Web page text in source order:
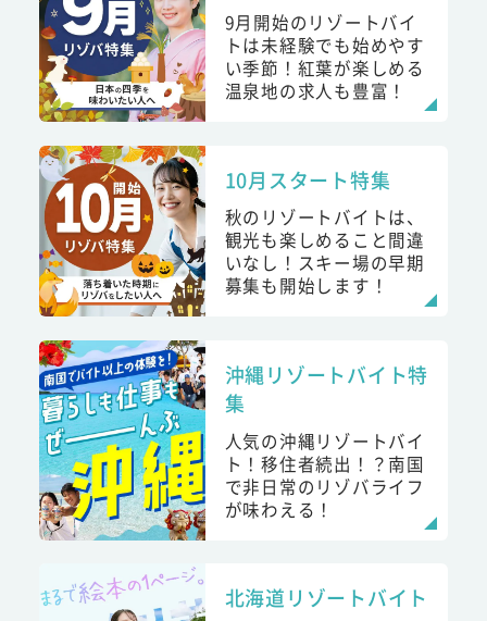
9月開始のリゾートバイ
トは未経験でも始めやす
い季節！紅葉が楽しめる
温泉地の求人も豊富！
10月スタート特集
秋のリゾートバイトは、
観光も楽しめること間違
いなし！スキー場の早期
募集も開始します！
沖縄リゾートバイト特
集
人気の沖縄リゾートバイ
ト！移住者続出！？南国
で非日常のリゾバライフ
が味わえる！
北海道リゾートバイト